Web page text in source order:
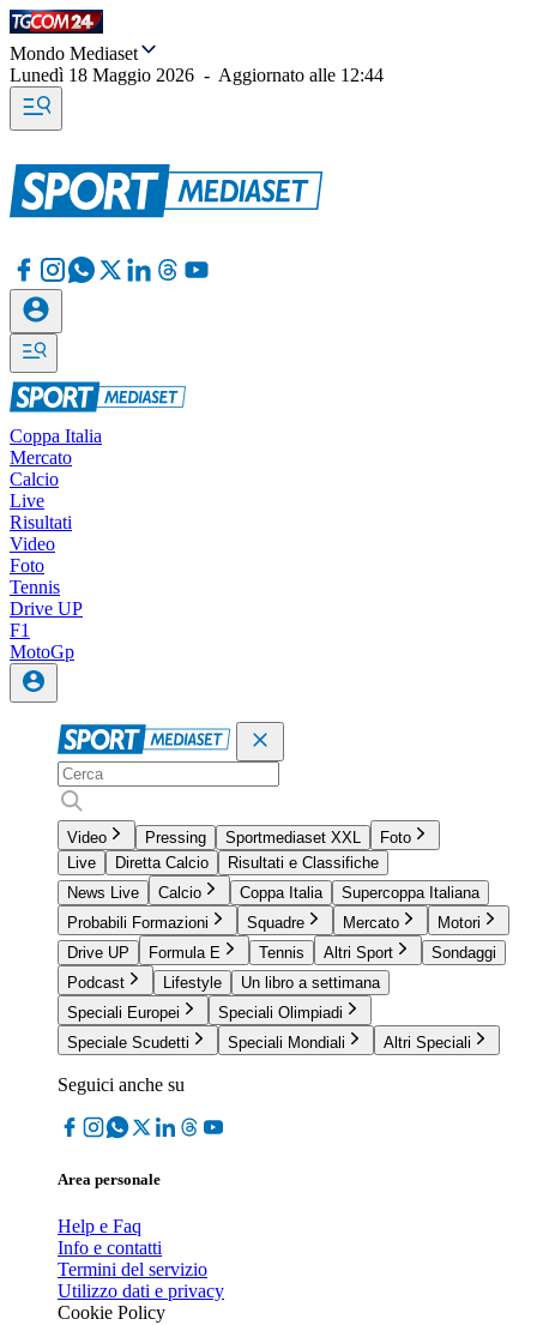
Mondo Mediaset
Lunedì 18 Maggio 2026 - Aggiornato alle 12:44
Coppa Italia
Mercato
Calcio
Live
Risultati
Video
Foto
Tennis
Drive UP
F1
MotoGp
Video Pressing Sportmediaset XXL
Foto
Live
Diretta Calcio
Risultati e Classifiche
News Live
Calcio Coppa Italia
Supercoppa Italiana
Probabili Formazioni
Squadre Mercato
Motori
Drive UP
Formula E Tennis Altri Sport
Sondaggi
Podcast
Lifestyle
Un libro a settimana
Speciali Europei
Speciali Olimpiadi
Speciale Scudetti
Speciali Mondiali Altri Speciali
Seguici anche su
Area personale
Help e Faq
Info e contatti
Termini del servizio
Utilizzo dati e privacy
Cookie Policy